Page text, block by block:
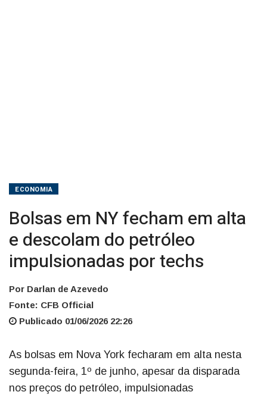
ECONOMIA
Bolsas em NY fecham em alta
e descolam do petróleo
impulsionadas por techs
Por Darlan de Azevedo
Fonte: CFB Official
Publicado 01/06/2026 22:26
As bolsas em Nova York fecharam em alta nesta
segunda-feira, 1º de junho, apesar da disparada
nos preços do petróleo, impulsionadas